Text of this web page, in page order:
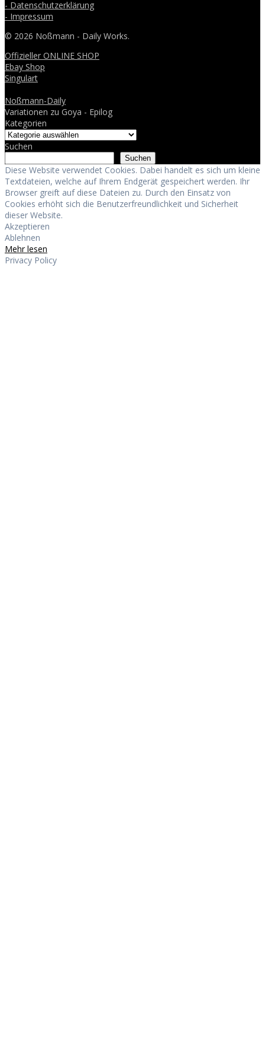
- Datenschutzerklärung
- Impressum
© 2026 Noßmann - Daily Works.
Offizieller ONLINE SHOP
Ebay Shop
Singulart
Noßmann-Daily
Variationen zu Goya - Epilog
Kategorien
Suchen
Suchen
Diese Website verwendet Cookies. Dabei handelt es sich um kleine
Textdateien, welche auf Ihrem Endgerät gespeichert werden. Ihr
Browser greift auf diese Dateien zu. Durch den Einsatz von
Cookies erhöht sich die Benutzerfreundlichkeit und Sicherheit
dieser Website.
Akzeptieren
Ablehnen
Mehr lesen
Privacy Policy